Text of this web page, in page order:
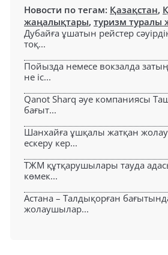
Новости по тегам: Қазақстан,
жаңалықтары, туризм туралы
Дубайға ұшатын рейстер
тоқ...
Пойызда немесе вокзалда
не іс...
Qanot Sharq әуе компаниясы
бағыт...
Шанхайға ұшқалы жатқан
ескеру кер...
ТЖМ құтқарушылары тауда
көмек...
Астана – Талдықорған
жолаушылар...